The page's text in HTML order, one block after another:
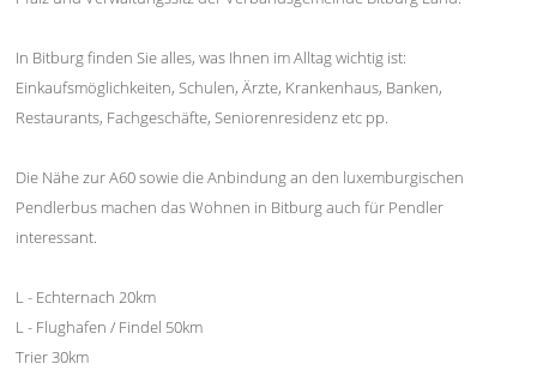
In Bitburg finden Sie alles, was Ihnen im Alltag wichtig ist:
Einkaufsmöglichkeiten, Schulen, Ärzte, Krankenhaus, Banken,
Restaurants, Fachgeschäfte, Seniorenresidenz etc pp.
Die Nähe zur A60 sowie die Anbindung an den luxemburgischen
Pendlerbus machen das Wohnen in Bitburg auch für Pendler
interessant.
L - Echternach 20km
L - Flughafen / Findel 50km
Trier 30km